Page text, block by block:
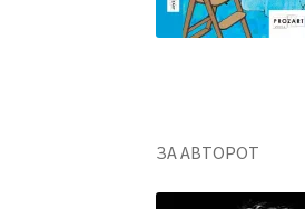
ЗА АВТОРОТ